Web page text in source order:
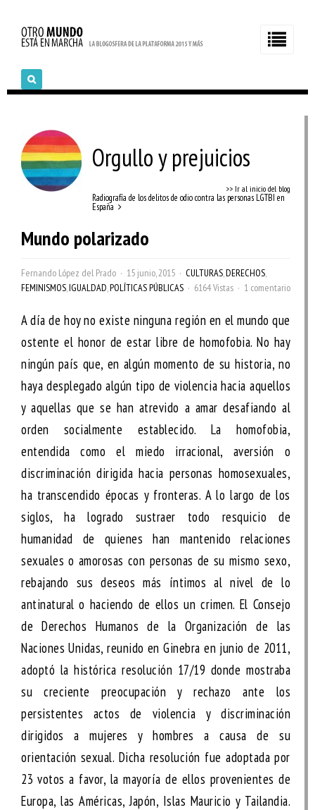
Orgullo y prejuicios
>> Ir al inicio del blog
Radiografía de los delitos de odio contra las personas LGTBI en
España
Mundo polarizado
Fernando López del Prado 15 junio, 2015 CULTURAS,DERECHOS
FEMINISMOS,IGUALDAD,POLÍTICAS PÚBLICAS 6164 Vistas 1 comentario
A día de hoy no existe ninguna región en el mundo que
ostente el honor de estar libre de homofobia. No hay
ningún país que, en algún momento de su historia, no
haya desplegado algún tipo de violencia hacia aquellos
y aquellas que se han atrevido a amar desafiando al
orden socialmente establecido. La homofobia,
entendida como el miedo irracional, aversión o
discriminación dirigida hacia personas homosexuales,
ha transcendido épocas y fronteras. A lo largo de los
siglos, ha logrado sustraer todo resquicio de
humanidad de quienes han mantenido relaciones
sexuales o amorosas con personas de su mismo sexo,
rebajando sus deseos más íntimos al nivel de lo
antinatural o haciendo de ellos un crimen. El Consejo
de Derechos Humanos de la Organización de las
Naciones Unidas, reunido en Ginebra en junio de 2011,
adoptó la histórica resolución 17/19 donde mostraba
su creciente preocupación y rechazo ante los
persistentes actos de violencia y discriminación
dirigidos a mujeres y hombres a causa de su
orientación sexual. Dicha resolución fue adoptada por
23 votos a favor, la mayoría de ellos provenientes de
Europa, las Américas, Japón, Islas Mauricio y Tailandia.